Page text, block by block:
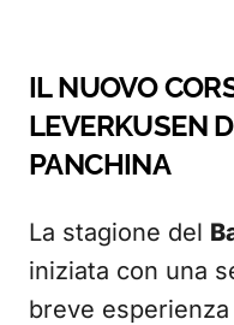
IL NUOVO
LEVERKUSEN
PANCHINA
La stagione del
iniziata con una
breve esperienza